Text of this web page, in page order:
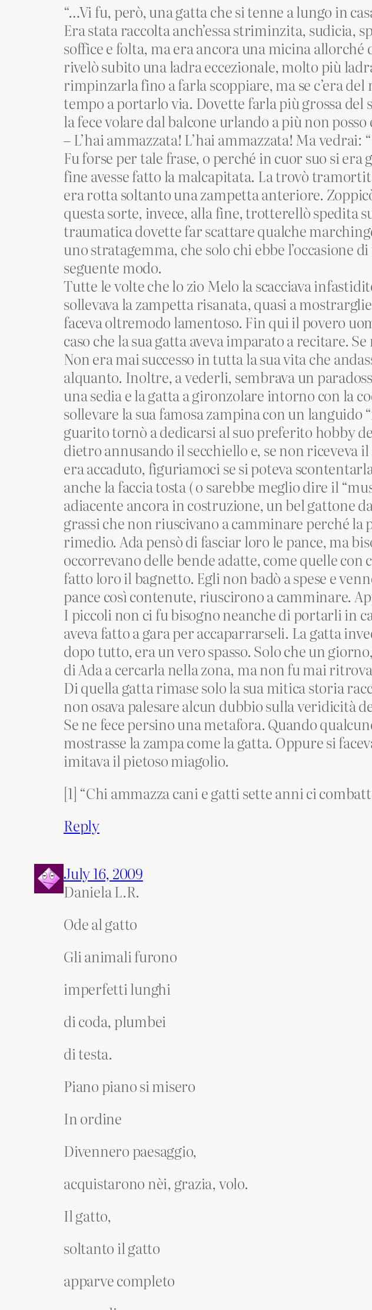
“…Vi fu, però, una gatta che si tenne a lungo in
Era stata raccolta anch’essa striminzita, sudicia,
soffice e folta, ma era ancora una micina
rivelò subito una ladra eccezionale, molto più
rimpinzarla fino a farla scoppiare, ma se c’era
tempo a portarlo via. Dovette farla più grossa
la fece volare dal balcone urlando a più non
– L’hai ammazzata! L’hai ammazzata! Ma
Fu forse per tale frase, o perché in cuor suo si
fine avesse fatto la malcapitata. La trovò
era rotta soltanto una zampetta anteriore.
questa sorte, invece, alla fine, trotterellò spedita
traumatica dovette far scattare qualche
uno stratagemma, che solo chi ebbe
seguente modo.
Tutte le volte che lo zio Melo la scacciava
sollevava la zampetta risanata, quasi a
faceva oltremodo lamentoso. Fin qui il povero
caso che la sua gatta aveva imparato a recitare.
Non era mai successo in tutta la sua vita che
alquanto. Inoltre, a vederli, sembrava un
una sedia e la gatta a gironzolare intorno con la
sollevare la sua famosa zampina con un
guarito tornò a dedicarsi al suo preferito hobby
dietro annusando il secchiello e, se non riceveva
era accaduto, figuriamoci se si poteva
anche la faccia tosta ( o sarebbe meglio dire il
adiacente ancora in costruzione, un bel gattone
grassi che non riuscivano a camminare perché
rimedio. Ada pensò di fasciar loro le pance, ma
occorrevano delle bende adatte, come quelle con
fatto loro il bagnetto. Egli non badò a spese e
pance così contenute, riuscirono a camminare.
I piccoli non ci fu bisogno neanche di portarli in
aveva fatto a gara per accaparrarseli. La gatta
dopo tutto, era un vero spasso. Solo che un
di Ada a cercarla nella zona, ma non fu mai
Di quella gatta rimase solo la sua mitica storia
non osava palesare alcun dubbio sulla veridicità
Se ne fece persino una metafora. Quando
mostrasse la zampa come la gatta. Oppure si
imitava il pietoso miagolio.
[1] “Chi ammazza cani e gatti sette anni ci
Reply
July 16, 2009
Daniela L.R.
Ode al gatto
Gli animali furono
imperfetti lunghi
di coda, plumbei
di testa.
Piano piano si misero
In ordine
Divennero paesaggio,
acquistarono nèi, grazia, volo.
Il gatto,
soltanto il gatto
apparve completo